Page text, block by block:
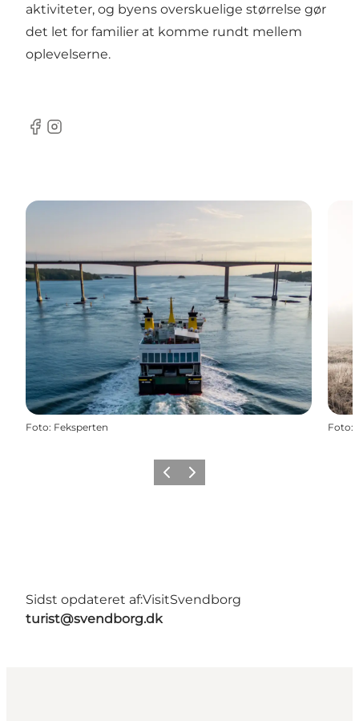
aktiviteter, og byens overskuelige størrelse gør
det let for familier at komme rundt mellem
oplevelserne.
Facebook
Instagram
Foto: Feksperten Foto:
ForrigeNæste
Sidst opdateret af:VisitSvendborg
turist@svendborg.dk